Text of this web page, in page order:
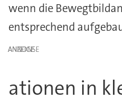
wenn die
entsprechend
ANZEIGE
ationen in